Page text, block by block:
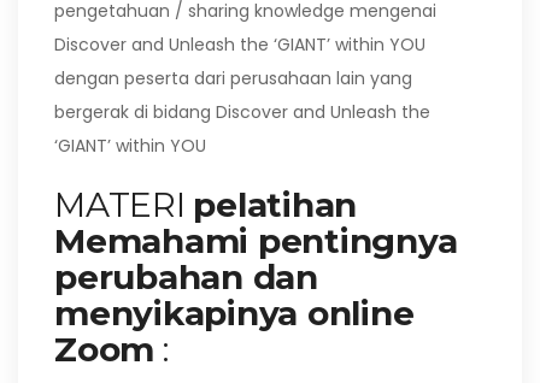
pengetahuan / sharing knowledge mengenai
Discover and Unleash the ‘GIANT’ within YOU
dengan peserta dari perusahaan lain yang
bergerak di bidang Discover and Unleash the
‘GIANT’ within YOU
MATERI pelatihan
Memahami pentingnya
perubahan dan
menyikapinya online
Zoom :